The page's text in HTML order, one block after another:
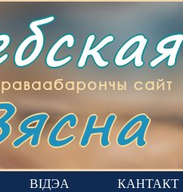
сайт
ВІДЭА КАНТАКТ